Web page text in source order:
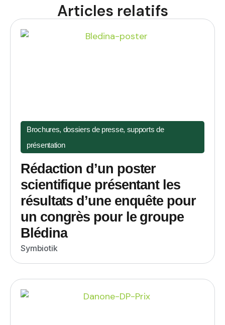
Articles relatifs
Brochures, dossiers de presse, supports de
présentation
Rédaction d’un poster
scientifique présentant les
résultats d’une enquête pour
un congrès pour le groupe
Blédina
Symbiotik